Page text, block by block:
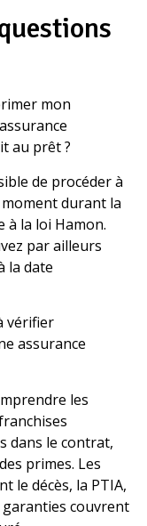
mon
au prêt ?
de procéder à
durant la
à la loi Hamon.
par ailleurs
la date
vérifier
assurance
les
dans le contrat,
primes. Les
le décès, la PTIA,
garanties couvrent